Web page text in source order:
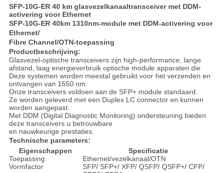
SFP-10G-ER 40 km glasvezelkanaaltransceiver met DDM-
activering voor Ethernet
SFP-10G-ER 40km 1310nm-module met DDM-activering voor
Ethernet/
Fibre Channel/OTN-toepassing
Productbeschrijving:
Glasvezel-optische transceivers zijn high-performance, lange
afstand, laag energieverbruik optische module apparaten die
Deze systemen worden meestal gebruikt voor het verzenden en
ontvangen van 1550 nm.
Onze transceivers voldoen aan de SFP+ module standaard.
Ze worden geleverd met een Duplex LC connector en kunnen
worden aangepast.
Met DDM (Digital Diagnostic Monitoring) ondersteuning bieden
deze transceivers u betrouwbare
en nauwkeurige prestaties.
Technische parameters:
Eigenschappen
Specificatie
Toepassing
Ethernet/vezelkanaal/OTN
Vormfactor
SFP/ SFP+/ XFP/ QSFP/ QSFP+/ CFP/